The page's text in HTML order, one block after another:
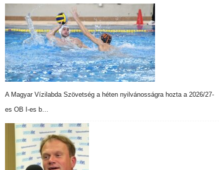
A Magyar Vízilabda Szövetség a héten nyilvánosságra hozta a 2026/27-
es OB I-es b…